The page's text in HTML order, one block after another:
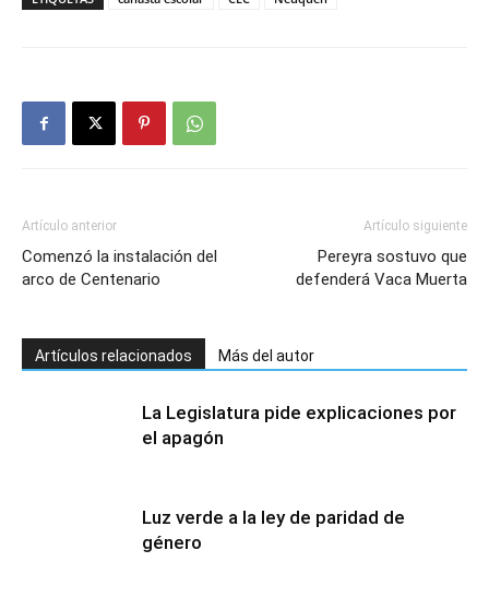
Artículo anterior
Comenzó la instalación del
arco de Centenario
Artículo siguiente
Pereyra sostuvo que
defenderá Vaca Muerta
Artículos relacionados Más del autor
La Legislatura pide explicaciones por
el apagón
Luz verde a la ley de paridad de
género